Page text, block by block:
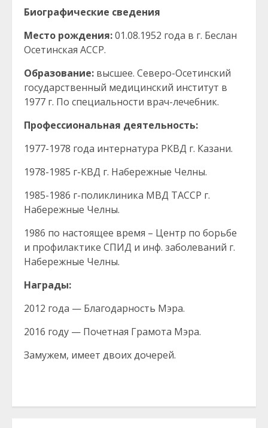
Биографические сведения
Место рождения:01.08.1952 года в г. Беслан
Осетинская АССР.
Образование: высшее. Северо-Осетинский
государственный медицинский институт в
1977 г. По специальности врач-лечебник.
Профессиональная деятельность:
1977-1978 года интернатура РКВД г. Казани.
1978-1985 г-КВД г. Набережные Челны.
1985-1986 г-поликлиника МВД ТАССР г.
Набережные Челны.
1986 по настоящее время – Центр по борьбе
и профилактике СПИД и инф. заболеваний г.
Набережные Челны.
Награды:
2012 года — Благодарность Мэра.
2016 году — Почетная Грамота Мэра.
Замужем, имеет двоих дочерей.